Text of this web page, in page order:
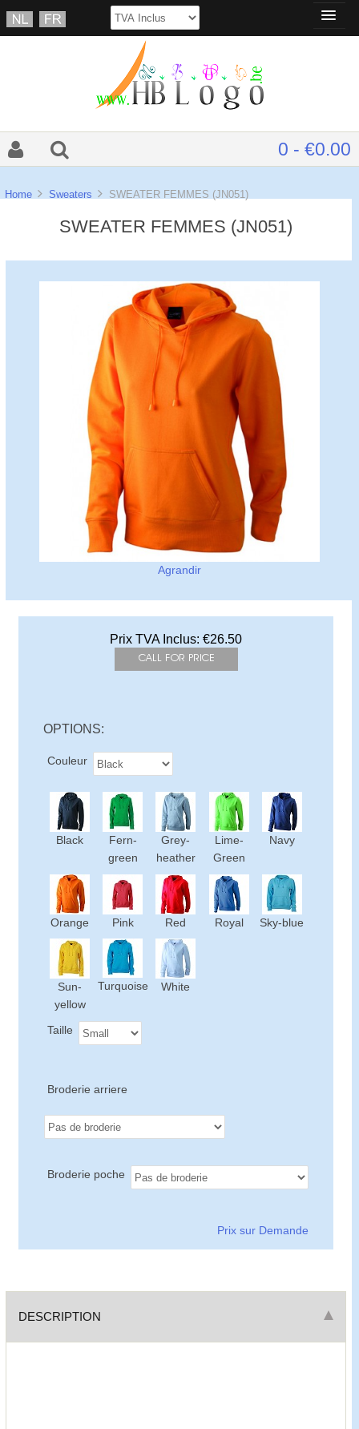
0 - €0.00
Home Sweaters SWEATER FEMMES (JN051)
SWEATER FEMMES (JN051)
Agrandir
Prix TVA Inclus:€26.50
OPTIONS:
Couleur
Black
Fern-
green
Grey-
heather
Lime-
Green
Navy
Orange Pink Red Royal Sky-blue
Sun-
yellow
Turquoise White
Taille
Broderie arriere
Broderie poche
Prix sur Demande
DESCRIPTION